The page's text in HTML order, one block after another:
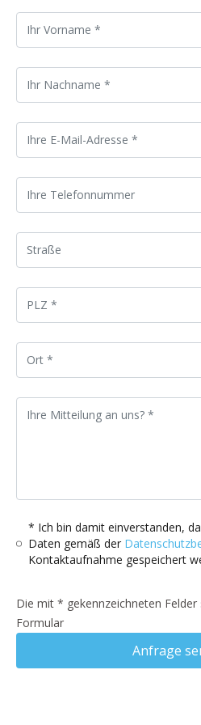
* Ich bin damit einverstanden,
Daten gemäß der
Kontaktaufnahme gespeichert
Die mit * gekennzeichneten
Formular
Anfrage